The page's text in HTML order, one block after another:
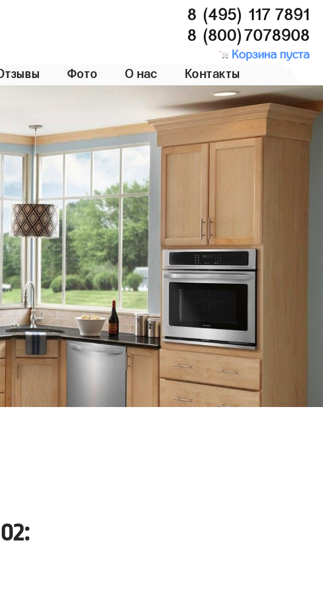
8 (495) 117 7891
8 (800)7078908
Корзина пуста
Фото О нас Контакты